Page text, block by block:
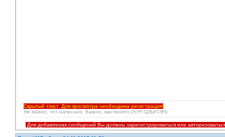
Скрытый текст. Для просмотра необходима регистрация!
Не важно, что написано. Важно, как понято.(ХУН ЦЗЫЧЭН)
Для добавления сообщений Вы должны зарегистрироваться или